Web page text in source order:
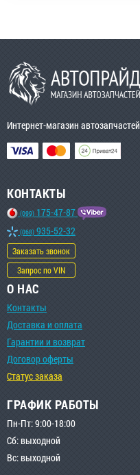
Интернет-магазин автозапчастей
КОНТАКТЫ
(099) 175-47-87
(068) 935-52-32
Заказать звонок
Запрос по VIN
О НАС
Контакты
Доставка и оплата
Гарантии и возврат
Договор оферты
Статус заказа
ГРАФИК РАБОТЫ
Пн-Пт: 9:00-18:00
Сб: выходной
Вс: выходной